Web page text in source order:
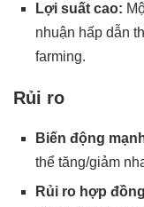
Lợi suất cao:
nhuận hấp dẫn
farming.
Rủi ro
Biến động
thể tăng/giảm
Rủi ro hợp